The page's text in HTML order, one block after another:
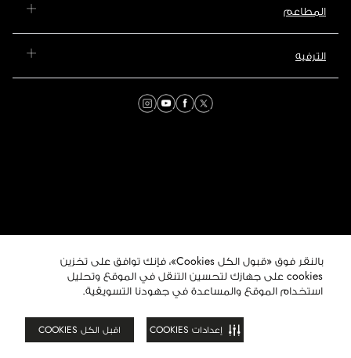
بالنقر فوق «قبول الكل Cookies»، فإنك توافق على تخزين
cookies على جهازك لتحسين التنقل في الموقع وتحليل
استخدام الموقع والمساعدة في جهودنا التسويقية.
اقبل الكل COOKIES إعدادات COOKIES
المطاعم
الترفيه
© 2026 مول عُمان. جميع
الحقوق محفوظة. هذا الموقع
تابع لمجموعة ماجد الفطيم
العقارية.